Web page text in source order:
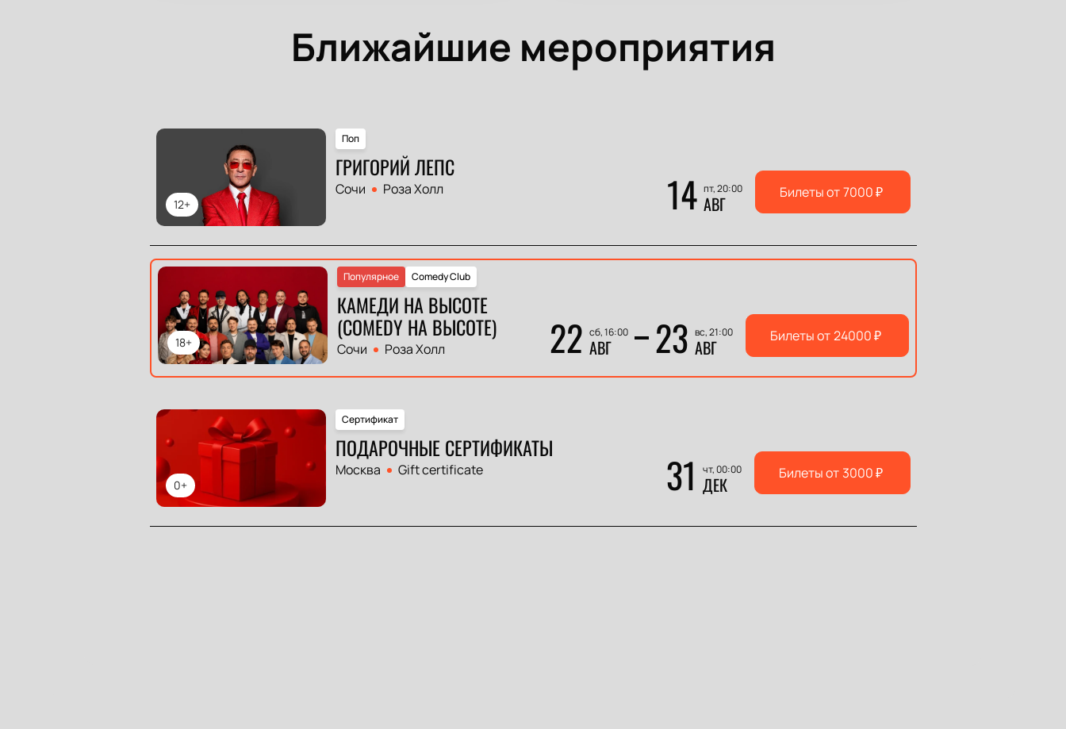
Ближайшие мероприятия
12+
Поп
ГРИГОРИЙ ЛЕПС
Сочи Роза Холл 14 пт, 20:00
АВГ Билеты от 7000₽
18+
Comedy Club
Популярное
КАМЕДИ НА ВЫСОТЕ
(COMEDY НА ВЫСОТЕ)
Сочи Роза Холл 22 сб, 16:00
АВГ 23 вс, 21:00
АВГ Билеты от 24000₽
0+
Сертификат
ПОДАРОЧНЫЕ СЕРТИФИКАТЫ
Москва Gift certificate 31 чт, 00:00
ДЕК Билеты от 3000₽